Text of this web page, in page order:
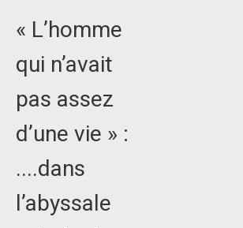
« L’homme
qui n’avait
pas assez
d’une vie » :
....dans
l’abyssale